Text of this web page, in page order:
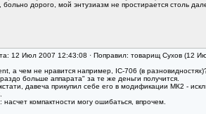
больно дорого, мой энтузиазм не простирается столь
12 Июл 2007 12:43:08 · Поправил: товарищ Сухов (12
а чем не нравится например, IC-706 (в
больше аппарата" за те же деньги получится.
давеча прикупил себе его в модификации МК2 -
насчет компактности могу ошибаться, впрочем.